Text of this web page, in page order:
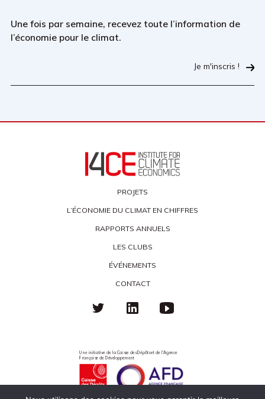
Une fois par semaine, recevez toute l’information de
l’économie pour le climat.
Je m'inscris !
PROJETS
L’ÉCONOMIE DU CLIMAT EN CHIFFRES
RAPPORTS ANNUELS
LES CLUBS
ÉVÉNEMENTS
CONTACT
Une initiative de la Caisse des Dépôts et de l'Agence
Française de Développement